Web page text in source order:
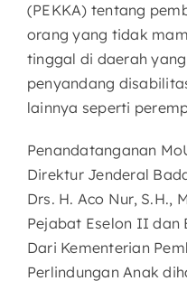
(PEKKA) tentang
orang yang tidak
tinggal di daerah
penyandang
lainnya seperti
Penandatanganan
Direktur Jenderal
Drs. H. Aco Nur, S.H.,
Pejabat Eselon II dan
Dari Kementerian
Perlindungan Anak